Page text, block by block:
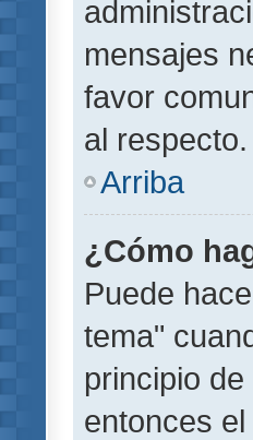
mensajes
favor
al respecto.
Arriba
¿Cómo
Puede
tema"
principio
entonces